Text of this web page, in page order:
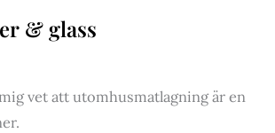
& glass
vet att utomhusmatlagning är en